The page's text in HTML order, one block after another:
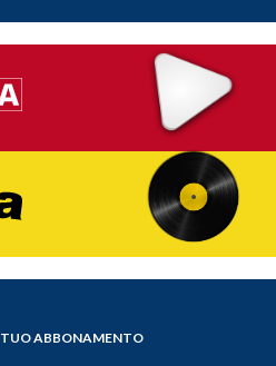
TUO ABBONAMENTO